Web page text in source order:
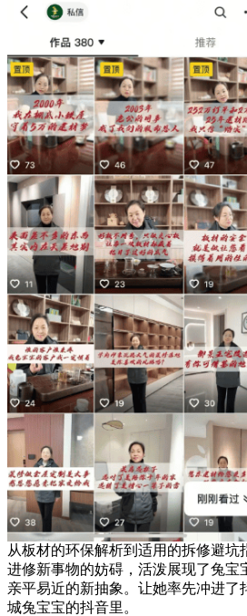
从板材的环保解析到适用的拆修避坑
进修新事物的妨碍，活泼展现了兔宝
亲平易近的新抽象。让她率先冲进了
城兔宝宝的抖音里。